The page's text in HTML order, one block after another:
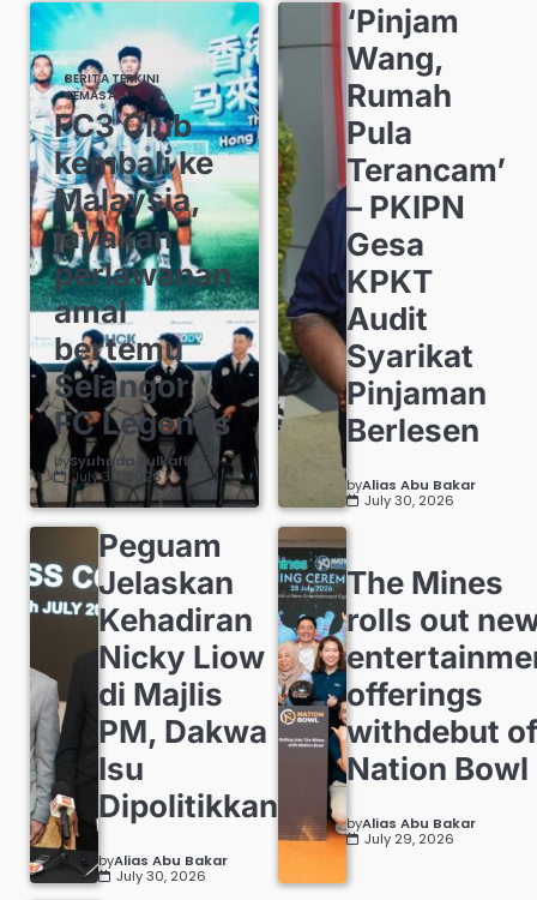
BERITA TERKINI
SEMASA
FC3 Club
kembali ke
Malaysia,
jayakan
perlawanan
amal
bertemu
Selangor
FC Legends
bySyuhada Zulkafli
July 30, 2026
‘Pinjam
Wang,
Rumah
Pula
Terancam’
– PKIPN
Gesa
KPKT
Audit
Syarikat
Pinjaman
Berlesen
byAlias Abu Bakar
July 30, 2026
Peguam
Jelaskan
Kehadiran
Nicky Liow
di Majlis
PM, Dakwa
Isu
Dipolitikkan
byAlias Abu Bakar
July 30, 2026
The Mines
rolls out
offerings
withdebut
Nation Bowl
byAlias Abu Bakar
July 29, 2026